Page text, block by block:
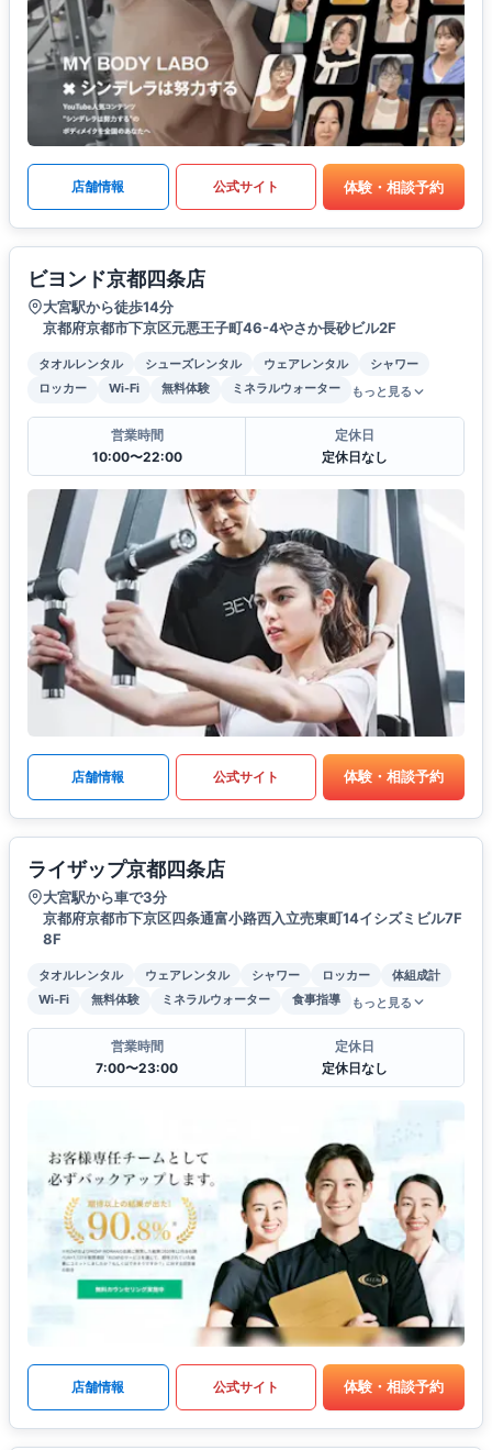
店舗情報 公式サイト 体験・相談予約
ビヨンド京都四条店
大宮駅から徒歩14分
京都府京都市下京区元悪王子町46-4やさか長砂ビル2F
タオルレンタル シューズレンタル ウェアレンタル
シャワー
ロッカー
Wi-Fi 無料体験 ミネラルウォーター もっと見る
営業時間
10:00〜22:00
定休日
定休日なし
店舗情報 公式サイト 体験・相談予約
ライザップ京都四条店
大宮駅から車で3分
京都府京都市下京区四条通富小路西入立売東町14イシズミビル7F
8F
タオルレンタル ウェアレンタル シャワー ロッカー
体組成計
Wi-Fi
無料体験 ミネラルウォーター 食事指導 もっと見る
営業時間
7:00〜23:00
定休日
定休日なし
店舗情報 公式サイト 体験・相談予約